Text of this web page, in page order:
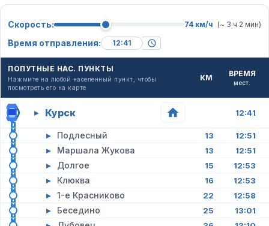
Скорость: 74 км/ч (~ 3 ч 2 мин)
Время отправления:
ПОПУТНЫЕ НАС. ПУНКТЫ
Нажмите на любой населенный пункт, чтобы
посмотреть его на карте
КМ ВРЕМЯ
мест.
▸ Курск 12:41
▸ Подлесный 13 12:51
▸ Маршала Жукова 13 12:51
▸ Долгое 15 12:53
▸ Клюква 16 12:53
▸ 1-е Красниково 22 12:58
▸ Беседино 25 13:01